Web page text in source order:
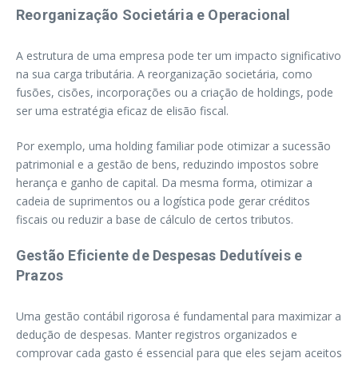
Reorganização Societária e Operacional
A estrutura de uma empresa pode ter um impacto significativo
na sua carga tributária. A reorganização societária, como
fusões, cisões, incorporações ou a criação de holdings, pode
ser uma estratégia eficaz de elisão fiscal.
Por exemplo, uma holding familiar pode otimizar a sucessão
patrimonial e a gestão de bens, reduzindo impostos sobre
herança e ganho de capital. Da mesma forma, otimizar a
cadeia de suprimentos ou a logística pode gerar créditos
fiscais ou reduzir a base de cálculo de certos tributos.
Gestão Eficiente de Despesas Dedutíveis e
Prazos
Uma gestão contábil rigorosa é fundamental para maximizar a
dedução de despesas. Manter registros organizados e
comprovar cada gasto é essencial para que eles sejam aceitos